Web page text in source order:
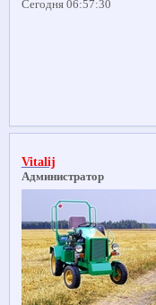
Сегодня 06:57:30
Vitalij
Администратор